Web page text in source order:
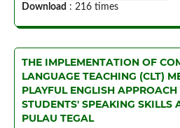
Download : 216 times
THE IMPLEMENTATION OF
LANGUAGE TEACHING (CLT)
PLAYFUL ENGLISH
STUDENTS' SPEAKING SKILLS
PULAU TEGAL